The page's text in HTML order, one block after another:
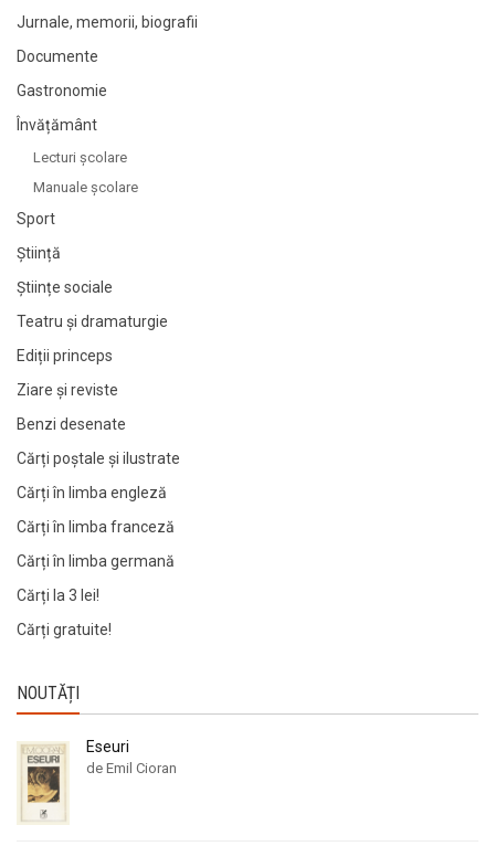
Jurnale, memorii, biografii
Documente
Gastronomie
Învățământ
Lecturi şcolare
Manuale şcolare
Sport
Știință
Științe sociale
Teatru și dramaturgie
Ediții princeps
Ziare şi reviste
Benzi desenate
Cărți poștale și ilustrate
Cărți în limba engleză
Cărți în limba franceză
Cărți în limba germană
Cărți la 3 lei!
Cărți gratuite!
NOUTĂȚI
Eseuri
de Emil Cioran